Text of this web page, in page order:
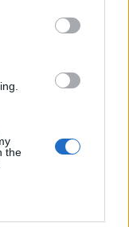
the
10 April 2014
10 April 2014
10 April 2014
für Erfolge: